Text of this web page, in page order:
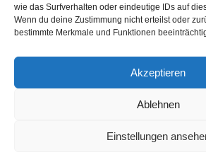
wie das Surfverhalten oder eindeutige IDs auf
Wenn du deine Zustimmung nicht erteilst oder
bestimmte Merkmale und Funktionen
Akzeptieren
Ablehnen
Einstellungen